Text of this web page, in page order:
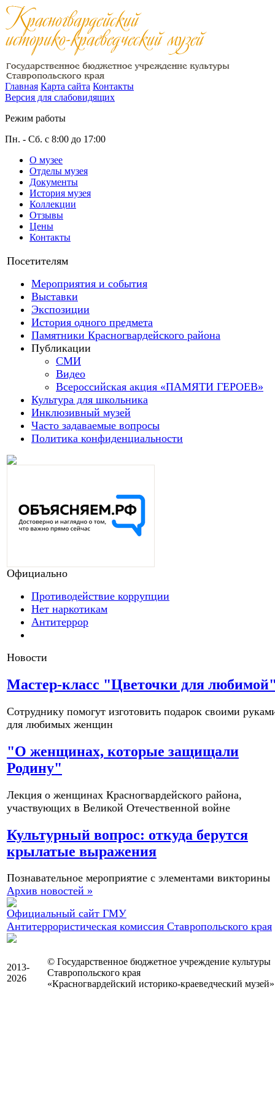
Главная Карта сайта Контакты
Версия для слабовидящих
Режим работы
Пн. - Сб. с 8:00 до 17:00
О музее
Отделы музея
Документы
История музея
Коллекции
Отзывы
Цены
Контакты
Посетителям
Мероприятия и события
Выставки
Экспозиции
История одного предмета
Памятники Красногвардейского района
Публикации
СМИ
Видео
Всероссийская акция «ПАМЯТИ ГЕРОЕВ»
Культура для школьника
Инклюзивный музей
Часто задаваемые вопросы
Политика конфиденциальности
Официально
Противодействие коррупции
Нет наркотикам
Антитеррор
Новости
Мастер-класс "Цветочки для
Сотруднику помогут изготовить подарок своими
для любимых женщин
"О женщинах, которые защищали
Родину"
Лекция о женщинах Красногвардейского района,
участвующих в Великой Отечественной войне
Культурный вопрос: откуда берутся
крылатые выражения
Познавательное мероприятие с элементами викторины
Архив новостей »
Официальный сайт ГМУ
Антитеррористическая комиссия Ставропольского края
2013-
2026
© Государственное бюджетное учреждение культуры
Ставропольского края
«Красногвардейский историко-краеведческий музей»